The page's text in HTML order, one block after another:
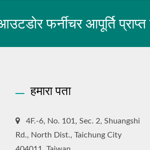
फर्नीचर आपूर्ति
हमारा पता
4F.-6, No. 101, Sec. 2, Shuangshi
Rd., North Dist., Taichung City